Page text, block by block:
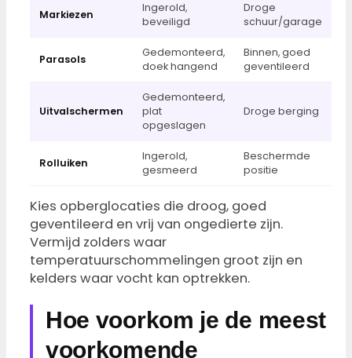
Markiezen
Ingerold,
beveiligd
Droge
schuur/garage
Parasols
Gedemonteerd,
doek hangend
Binnen, goed
geventileerd
Uitvalschermen
Gedemonteerd,
plat
opgeslagen
Droge berging
Rolluiken
Ingerold,
gesmeerd
Beschermde
positie
Kies opberglocaties die droog, goed
geventileerd en vrij van ongedierte zijn.
Vermijd zolders waar
temperatuurschommelingen groot zijn en
kelders waar vocht kan optrekken.
Hoe voorkom je de meest
voorkomende